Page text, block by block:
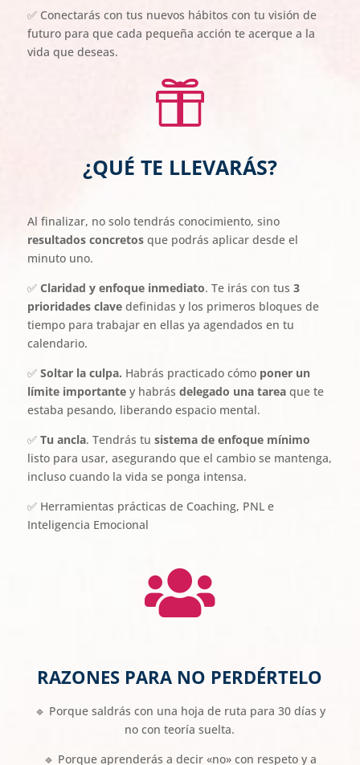
✅ Conectarás con tus nuevos hábitos con tu visión de
futuro para que cada pequeña acción te acerque a la
vida que deseas.

¿QUÉ TE LLEVARÁS?
Al finalizar, no solo tendrás conocimiento, sino
resultados concretosque podrás aplicar desde el
minuto uno.
✅ Claridad y enfoque inmediato. Te irás con tus 3
prioridades clavedefinidas y los primeros bloques de
tiempo para trabajar en ellas ya agendados en tu
calendario.
✅ Soltar la culpa. Habrás practicado cómo poner un
límite importantey habrás delegado una tareaque te
estaba pesando, liberando espacio mental.
✅ Tu ancla. Tendrás tu sistema de enfoque mínimo
listo para usar, asegurando que el cambio se mantenga,
incluso cuando la vida se ponga intensa.
✅ Herramientas prácticas de Coaching, PNL e
Inteligencia Emocional

RAZONES PARA NO PERDÉRTELO
🔹 Porque saldrás con una hoja de ruta para 30 días y
no con teoría suelta.
🔹 Porque aprenderás a decir «no» con respetoy a